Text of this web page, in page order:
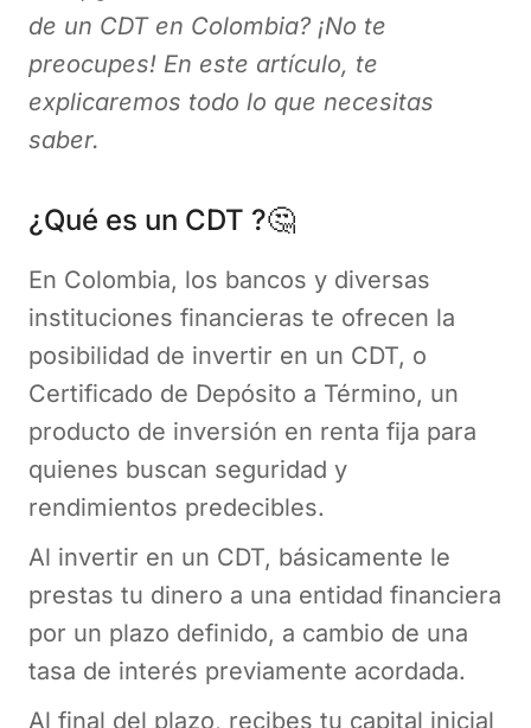
de un CDT en Colombia? ¡No te
preocupes! En este artículo, te
explicaremos todo lo que necesitas
saber.
¿Qué es un CDT ?🤔
En Colombia, los bancos y diversas
instituciones financieras te ofrecen la
posibilidad de invertir en un CDT, o
Certificado de Depósito a Término, un
producto de inversión en renta fija para
quienes buscan seguridad y
rendimientos predecibles.
Al invertir en un CDT, básicamente le
prestas tu dinero a una entidad financiera
por un plazo definido, a cambio de una
tasa de interés previamente acordada.
Al final del plazo, recibes tu capital inicial